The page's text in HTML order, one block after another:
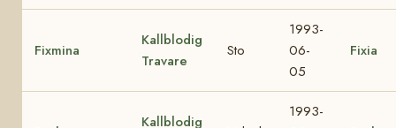
Fixmina
Kallblodig
Travare
Sto
1993-
06-
05
Fixia
Kallblodig
1993-